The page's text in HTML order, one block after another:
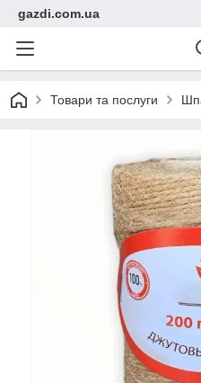
gazdi.com.ua
Товари та послуги